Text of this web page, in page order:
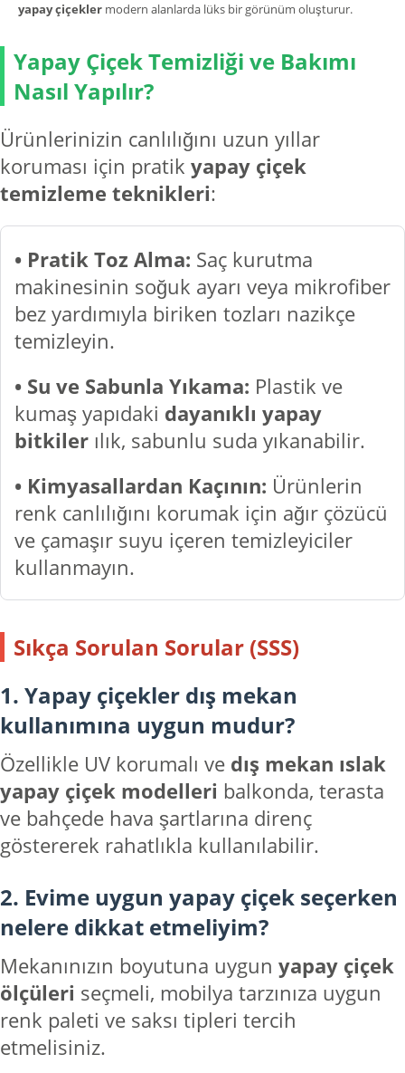
yapay çiçekler modern alanlarda lüks bir görünüm oluşturur.
Yapay Çiçek Temizliği ve Bakımı
Nasıl Yapılır?
Ürünlerinizin canlılığını uzun yıllar
koruması için pratik yapay çiçek
temizleme teknikleri:
• Pratik Toz Alma: Saç kurutma
makinesinin soğuk ayarı veya mikrofiber
bez yardımıyla biriken tozları nazikçe
temizleyin.
• Su ve Sabunla Yıkama: Plastik ve
kumaş yapıdaki dayanıklı yapay
bitkiler ılık, sabunlu suda yıkanabilir.
• Kimyasallardan Kaçının: Ürünlerin
renk canlılığını korumak için ağır çözücü
ve çamaşır suyu içeren temizleyiciler
kullanmayın.
Sıkça Sorulan Sorular (SSS)
1. Yapay çiçekler dış mekan
kullanımına uygun mudur?
Özellikle UV korumalı ve dış mekan ıslak
yapay çiçek modelleri balkonda, terasta
ve bahçede hava şartlarına direnç
göstererek rahatlıkla kullanılabilir.
2. Evime uygun yapay çiçek seçerken
nelere dikkat etmeliyim?
Mekanınızın boyutuna uygun yapay çiçek
ölçüleri seçmeli, mobilya tarzınıza uygun
renk paleti ve saksı tipleri tercih
etmelisiniz.